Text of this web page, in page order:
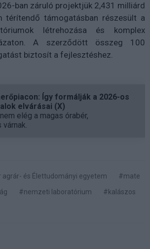
ban záruló projektjük 2,431 milliárd
térítendő támogatásban részesült a
létrehozása és komplex
A szerződött összeg 100
biztosít a fejlesztéshez.
Így formálják a 2026-os
elvárásai (X)
elég a magas órabér,
agrár- és Élettudományi egyetem
#mate
#nemzeti laboratórium
#kalászos